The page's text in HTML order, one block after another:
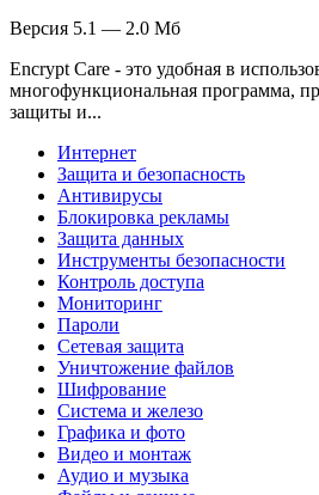
Версия 5.1 — 2.0 Мб
Encrypt Care - это удобная в
многофункциональная программа,
защиты и...
Интернет
Защита и безопасность
Антивирусы
Блокировка рекламы
Защита данных
Инструменты безопасности
Контроль доступа
Мониторинг
Пароли
Сетевая защита
Уничтожение файлов
Шифрование
Система и железо
Графика и фото
Видео и монтаж
Аудио и музыка